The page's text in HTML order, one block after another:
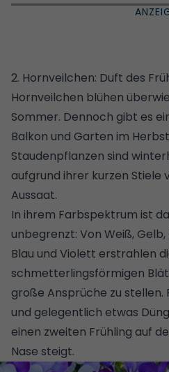
2. Hornveilchen: Duft des
Hornveilchen blühen
Sommer. Dennoch gibt es
Balkon und Garten im
Staudenpflanzen sind
aufgrund ihrer kurzen Stiele
Aussaat.
In ihrem Farbspektrum ist
unbegrenzt: Von Weiß, Gelb,
Blau und Violett erstrahlen
schmetterlingsförmigen
große Ansprüche zu stellen.
und gelegentlich etwas
einen zweiten Frühling auf
Nase steigt.